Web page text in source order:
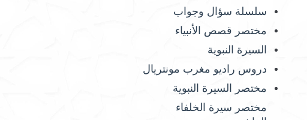
سلسلة سؤال وجواب
مختصر قصص الأنبياء
السيرة النبوية
دروس راديو مغرب مونتريال
مختصر السيرة النبوية
مختصر سيرة الخلفاء